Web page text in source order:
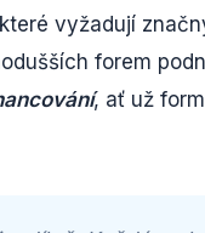
vyžadují
forem
, ať už